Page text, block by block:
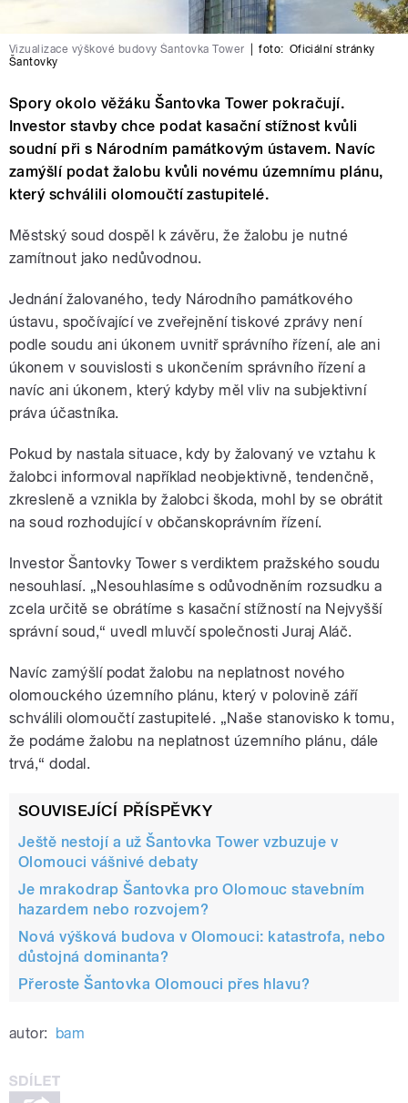
Vizualizace výškové budovy Šantovka Tower foto: Oficiální stránky
Šantovky
Spory okolo věžáku Šantovka Tower pokračují.
Investor stavby chce podat kasační stížnost kvůli
soudní při s Národním památkovým ústavem. Navíc
zamýšlí podat žalobu kvůli novému územnímu plánu,
který schválili olomoučtí zastupitelé.
Městský soud dospěl k závěru, že žalobu je nutné
zamítnout jako nedůvodnou.
Jednání žalovaného, tedy Národního památkového
ústavu, spočívající ve zveřejnění tiskové zprávy není
podle soudu ani úkonem uvnitř správního řízení, ale ani
úkonem v souvislosti s ukončením správního řízení a
navíc ani úkonem, který kdyby měl vliv na subjektivní
práva účastníka.
Pokud by nastala situace, kdy by žalovaný ve vztahu k
žalobci informoval například neobjektivně, tendenčně,
zkresleně a vznikla by žalobci škoda, mohl by se obrátit
na soud rozhodující v občanskoprávním řízení.
Investor Šantovky Tower s verdiktem pražského soudu
nesouhlasí. „Nesouhlasíme s odůvodněním rozsudku a
zcela určitě se obrátíme s kasační stížností na Nejvyšší
správní soud,“ uvedl mluvčí společnosti Juraj Aláč.
Navíc zamýšlí podat žalobu na neplatnost nového
olomouckého územního plánu, který v polovině září
schválili olomoučtí zastupitelé. „Naše stanovisko k tomu,
že podáme žalobu na neplatnost územního plánu, dále
trvá,“ dodal.
SOUVISEJÍCÍ PŘÍSPĚVKY
Ještě nestojí a už Šantovka Tower vzbuzuje v
Olomouci vášnivé debaty
Je mrakodrap Šantovka pro Olomouc stavebním
hazardem nebo rozvojem?
Nová výšková budova v Olomouci: katastrofa, nebo
důstojná dominanta?
Přeroste Šantovka Olomouci přes hlavu?
autor: bam